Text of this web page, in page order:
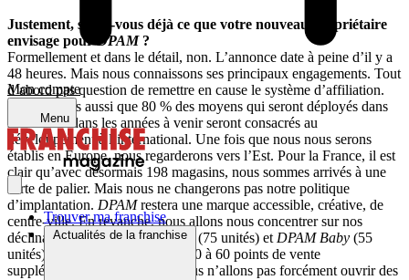
Mon compte
Menu
Trouver ma franchise
Actualités de la franchise
Justement, savez-vous déjà ce que votre nouveau propriétaire
envisage pour
DPAM ?
Formellement et dans le détail, non. L’annonce date à peine d’il y a
48 heures. Mais nous connaissons ses principaux engagements. Tout
d’abord pas question de remettre en cause le système d’affiliation.
Nous savons aussi que 80 % des moyens qui seront déployés dans
les mois et dans les années à venir seront consacrés au
développement à l’international. Une fois que nous nous serons
établis en Europe, nous regarderons vers l’Est. Pour la France, il est
clair qu’avec désormais 198 magasins, nous sommes arrivés à une
sorte de palier. Mais nous ne changerons pas notre politique
d’implantation. DPAMrestera une marque accessible, créative, de
centre-ville. En revanche, nous allons nous concentrer sur nos
déclinaisons,DPAM Chaussures (75 unités) et DPAM Baby (55
unités). Il y a du potentiel pour 50 à 60 points de vente
supplémentaires. Cependant, nous n’allons pas forcément ouvrir des